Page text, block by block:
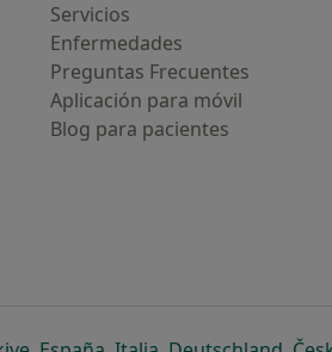
Servicios
Enfermedades
Preguntas Frecuentes
Aplicación para móvil
Blog para pacientes